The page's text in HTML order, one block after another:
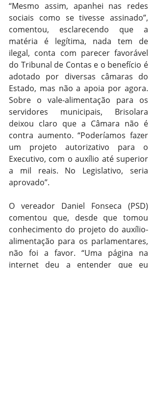
“Mesmo assim, apanhei nas redes
sociais como se tivesse assinado”,
comentou, esclarecendo que a
matéria é legítima, nada tem de
ilegal, conta com parecer favorável
do Tribunal de Contas e o benefício é
adotado por diversas câmaras do
Estado, mas não a apoia por agora.
Sobre o vale-alimentação para os
servidores municipais, Brisolara
deixou claro que a Câmara não é
contra aumento. “Poderíamos fazer
um projeto autorizativo para o
Executivo, com o auxílio até superior
a mil reais. No Legislativo, seria
aprovado”.
O vereador Daniel Fonseca (PSD)
comentou que, desde que tomou
conhecimento do projeto do auxílio-
alimentação para os parlamentares,
não foi a favor. “Uma página na
internet deu a entender que eu